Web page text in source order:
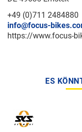
+49 (0)711 2484880
info@focus-
https://www.focus-
ES